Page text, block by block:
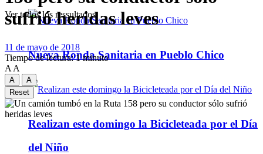
Nueva Ronda Sanitaria en Pueblo Chico
Realizan este domingo la Bicicleteada por el Día
del Niño
Ver todos los ressultados
sufrió heridas leves
11 de mayo de 2018
Tiempo de lectura: 1 minuto
A A
A
A
Reset